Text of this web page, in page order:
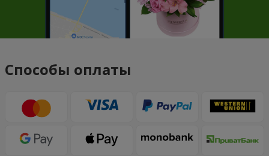
Способы оплаты